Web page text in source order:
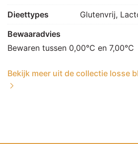
Dieettypes
Glutenvrij,
Bewaaradvies
Bewaren tussen 0,00°C en 7,00°C
Bekijk meer uit de collectie losse